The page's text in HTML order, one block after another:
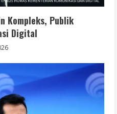
Kompleks, Publik
Digital